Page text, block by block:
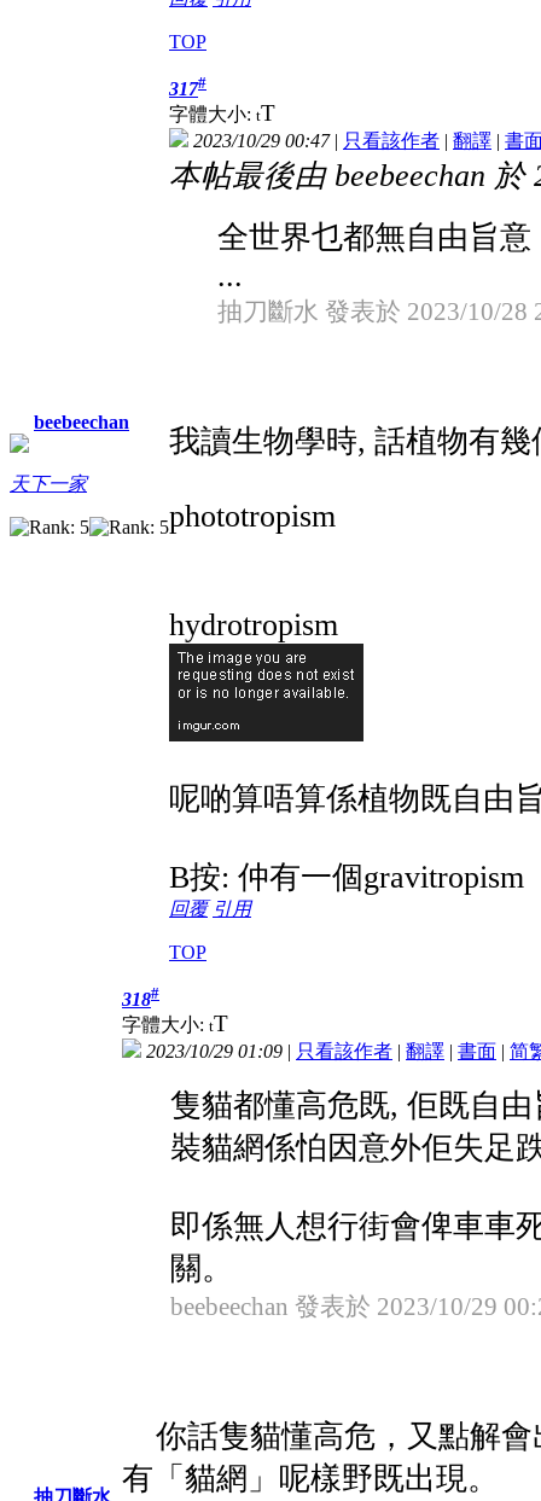
TOP
beebeechan
天下一家
317#
字體大小: tT
2023/10/29 00:47| 只看該作者 | 翻譯 | 書
本帖最後由 beebeechan 於
全世界乜都無自由旨
...
抽刀斷水 發表於 2023/10/28
我讀生物學時, 話植物有幾
phototropism
hydrotropism
呢啲算唔算係植物既自由
B按: 仲有一個gravitropism
回覆 引用
TOP
318#
字體大小: tT
2023/10/29 01:09 | 只看該作者 | 翻譯 | 書面 | 简
隻貓都懂高危既, 佢既自
裝貓網係怕因意外佢失足
即係無人想行街會俾車車
關。
beebeechan 發表於 2023/10/29
你話隻貓懂高危，又點解會
有「貓網」呢樣野既出現。